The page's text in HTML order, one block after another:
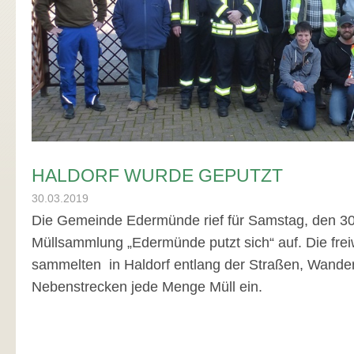
HALDORF WURDE GEPUTZT
30.03.2019
Die Gemeinde Edermünde rief für Samstag, den
Müllsammlung „Edermünde putzt sich“ auf. Die
sammelten in Haldorf entlang der Straßen,
Nebenstrecken jede Menge Müll ein.